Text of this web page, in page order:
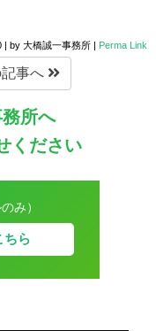
| by 大橋誠一事務所 | Perma Link
事へ
所へ
ください
み）
ちら